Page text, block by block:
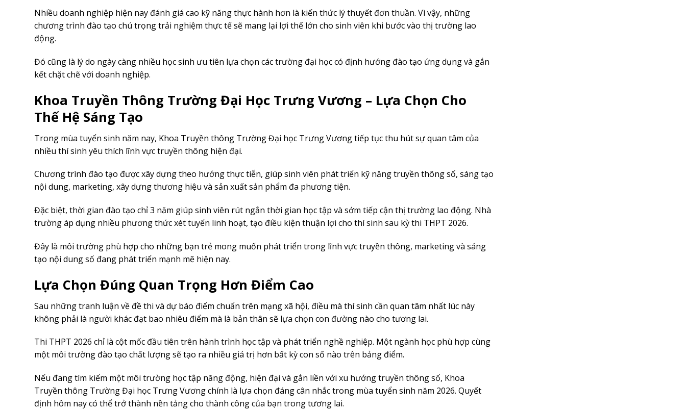
Nhiều doanh nghiệp hiện nay đánh giá cao kỹ năng thực hành hơn là kiến thức lý thuyết đơn thuần. Vì vậy, những
chương trình đào tạo chú trọng trải nghiệm thực tế sẽ mang lại lợi thế lớn cho sinh viên khi bước vào thị trường lao
động.
Đó cũng là lý do ngày càng nhiều học sinh ưu tiên lựa chọn các trường đại học có định hướng đào tạo ứng dụng và gắn
kết chặt chẽ với doanh nghiệp.
Khoa Truyền Thông Trường Đại Học Trưng Vương – Lựa Chọn Cho
Thế Hệ Sáng Tạo
Trong mùa tuyển sinh năm nay, Khoa Truyền thông Trường Đại học Trưng Vương tiếp tục thu hút sự quan tâm của
nhiều thí sinh yêu thích lĩnh vực truyền thông hiện đại.
Chương trình đào tạo được xây dựng theo hướng thực tiễn, giúp sinh viên phát triển kỹ năng truyền thông số, sáng tạo
nội dung, marketing, xây dựng thương hiệu và sản xuất sản phẩm đa phương tiện.
Đặc biệt, thời gian đào tạo chỉ 3 năm giúp sinh viên rút ngắn thời gian học tập và sớm tiếp cận thị trường lao động. Nhà
trường áp dụng nhiều phương thức xét tuyển linh hoạt, tạo điều kiện thuận lợi cho thí sinh sau kỳ thi THPT 2026.
Đây là môi trường phù hợp cho những bạn trẻ mong muốn phát triển trong lĩnh vực truyền thông, marketing và sáng
tạo nội dung số đang phát triển mạnh mẽ hiện nay.
Lựa Chọn Đúng Quan Trọng Hơn Điểm Cao
Sau những tranh luận về đề thi và dự báo điểm chuẩn trên mạng xã hội, điều mà thí sinh cần quan tâm nhất lúc này
không phải là người khác đạt bao nhiêu điểm mà là bản thân sẽ lựa chọn con đường nào cho tương lai.
Thi THPT 2026 chỉ là cột mốc đầu tiên trên hành trình học tập và phát triển nghề nghiệp. Một ngành học phù hợp cùng
một môi trường đào tạo chất lượng sẽ tạo ra nhiều giá trị hơn bất kỳ con số nào trên bảng điểm.
Nếu đang tìm kiếm một môi trường học tập năng động, hiện đại và gắn liền với xu hướng truyền thông số, Khoa
Truyền thông Trường Đại học Trưng Vương chính là lựa chọn đáng cân nhắc trong mùa tuyển sinh năm 2026. Quyết
định hôm nay có thể trở thành nền tảng cho thành công của bạn trong tương lai.